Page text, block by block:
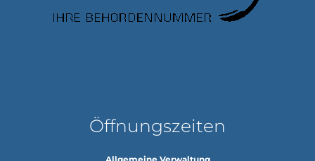
Öffnungszeiten